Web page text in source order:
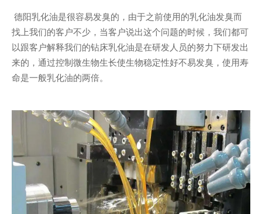
德阳乳化油是很容易发臭的，由于之前使用的乳化油发臭而
找上我们的客户不少，当客户说出这个问题的时候，我们都可
以跟客户解释我们的钻床乳化油是在研发人员的努力下研发出
来的，通过控制微生物生长使生物稳定性好不易发臭，使用寿
命是一般乳化油的两倍。